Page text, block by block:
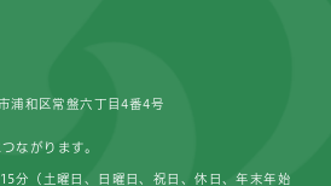
浦和区常盤六丁目4番4号
ながります。
分（土曜日、日曜日、祝日、休日、年末年始